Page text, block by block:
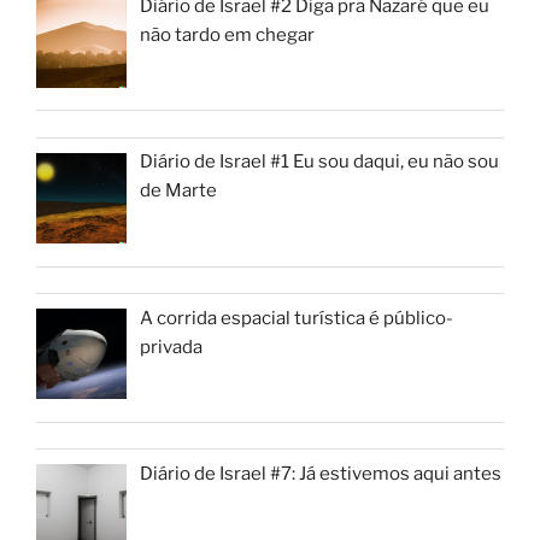
Diário de Israel #2 Diga pra Nazaré que eu
não tardo em chegar
Diário de Israel #1 Eu sou daqui, eu não sou
de Marte
A corrida espacial turística é público-
privada
Diário de Israel #7: Já estivemos aqui antes